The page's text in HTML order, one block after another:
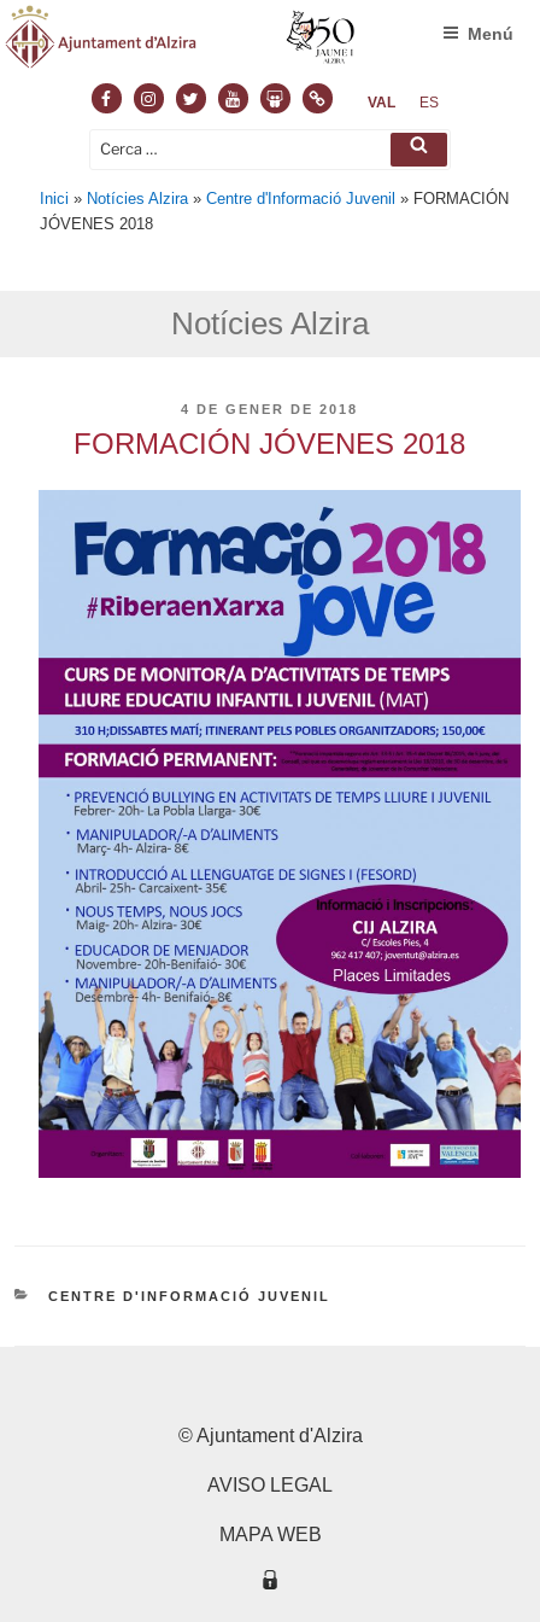
FacebookInstagram
TwitterYoutubeSlideshare
NormasVAL ES
Cerca: Cerca
Menú
Inici » Notícies Alzira »Centre d'Informació Juvenil » FORMACIÓN
JÓVENES 2018
Notícies Alzira
PUBLICAT
4 DE GENER DE 2018
FORMACIÓN JÓVENES 2018
CATEGORIES
CENTRE D'INFORMACIÓ JUVENIL
© Ajuntament d'Alzira
AVISO LEGAL
MAPA WEB